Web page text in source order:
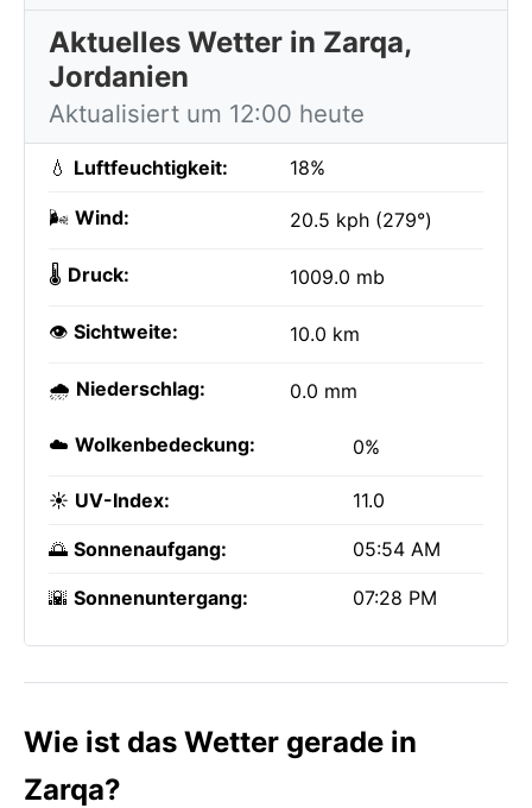
Aktuelles Wetter in Zarqa,
Jordanien
Aktualisiert um 12:00 heute
💧 Luftfeuchtigkeit: 18%
🌬️ Wind: 20.5 kph (279°)
🌡️ Druck: 1009.0 mb
👁️ Sichtweite: 10.0 km
🌧️ Niederschlag: 0.0 mm
☁️ Wolkenbedeckung: 0%
☀️ UV-Index: 11.0
🌅 Sonnenaufgang: 05:54 AM
🌇 Sonnenuntergang: 07:28 PM
Wie ist das Wetter gerade in
Zarqa?